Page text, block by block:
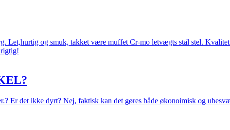
Let,hurtig og smuk, takket være muffet Cr-mo letvægts stål stel.
rigtig!
Er det ikke dyrt? Nej, faktisk kan det gøres både økonoimisk og